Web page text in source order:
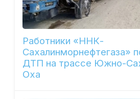
Работники «ННК-
Сахалинморнефтегаза»
ДТП на трассе Южно-
Оха